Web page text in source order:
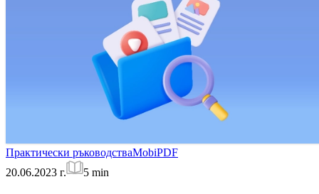
Практически ръководстваMobiPDF
20.06.2023 г.
5 min